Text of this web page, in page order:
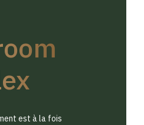
est à la fois